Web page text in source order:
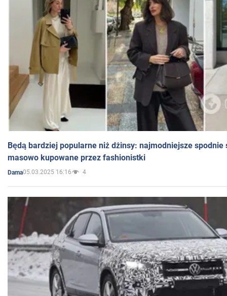
Będą bardziej popularne niż dżinsy: najmodniejsze spodnie
masowo kupowane przez fashionistki
Dama05.03.2025 16:16 4